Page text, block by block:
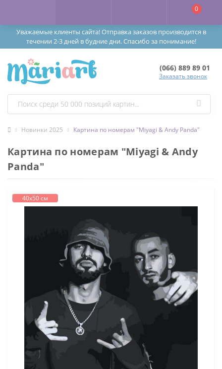
Уважаемые клиенты сайта! Отправка заказов производится в
течении 2-3 дней в будние дни. Спасибо за понимание!
0
(066) 889 89 01
Заказать звонок
Новинки 2025 Картина по номерам "Miyagi & Andy Panda"
Картина по номерам "Miyagi & Andy
Panda"
40х50 см